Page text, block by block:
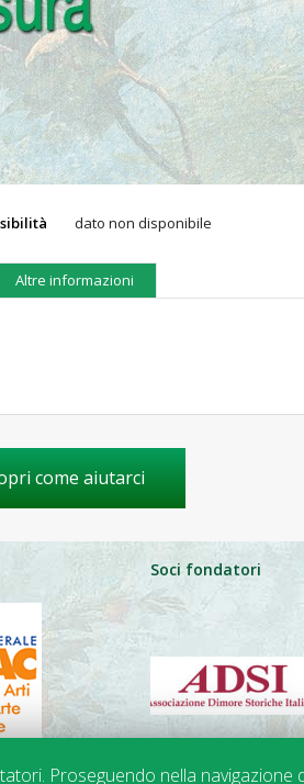
dato non disponibile
Altre informazioni
come aiutarci
Soci fondatori
Proseguendo nella